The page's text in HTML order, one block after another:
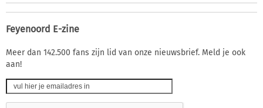
Feyenoord E-zine
Meer dan 142.500 fans zijn lid van onze nieuwsbrief. Meld je ook
aan!